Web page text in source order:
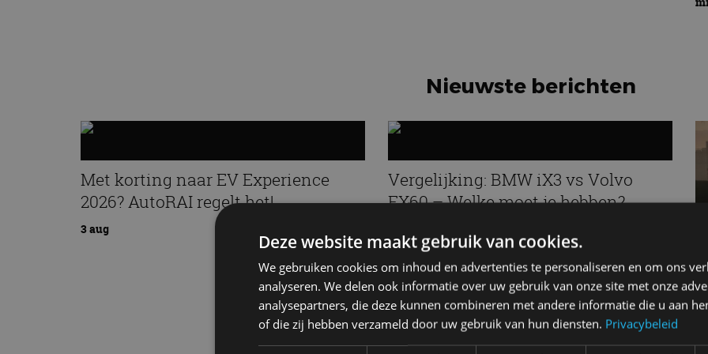
Nieuwste berichten
Met korting naar EV Experience
2026? AutoRAI regelt het!
3 aug
Vergelijking: BMW iX3 vs Volvo
EX60 – Welke moet je hebben?
Deze website maakt gebruik van cookies.
We gebruiken cookies om inhoud en advertenties te personaliseren en om ons
analyseren. We delen ook informatie over uw gebruik van onze site met onze
analysepartners, die deze kunnen combineren met andere informatie die u aan
of die zij hebben verzameld door uw gebruik van hun diensten. Privacybeleid